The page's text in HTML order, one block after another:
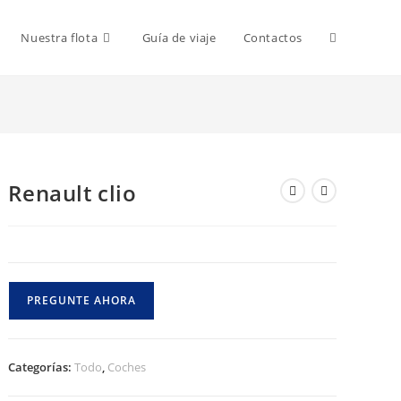
Nuestra flota Guía de viaje Contactos Alternar
Renault clio
PREGUNTE AHORA
Categorías:Todo, Coches